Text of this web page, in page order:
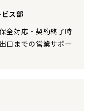
ス部
全対応・契約終了時
口までの営業サポー